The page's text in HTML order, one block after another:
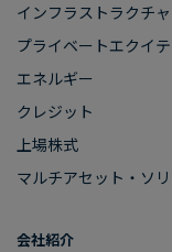
インフラストラクチ
プライベートエクイテ
エネルギー
クレジット
上場株式
マルチアセット・ソ
会社紹介